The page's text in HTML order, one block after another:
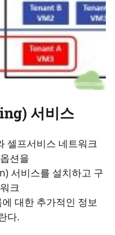
서비스
셀프서비스 네트워크
션을
서비스를 설치하고 구
크
대한 추가적인 정보
다.